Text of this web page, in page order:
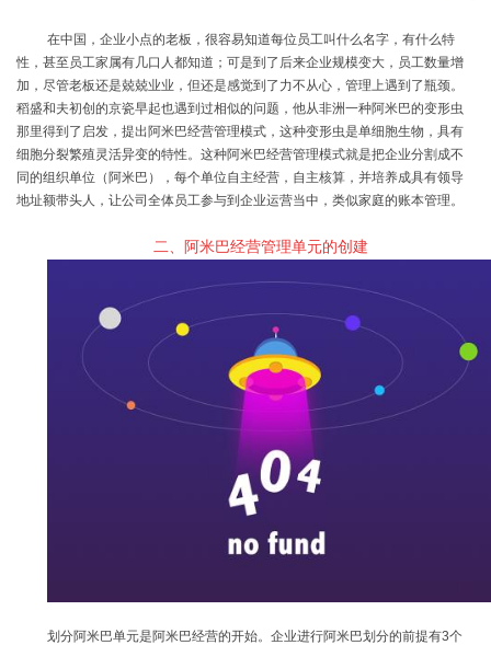
在中国，企业小点的老板，很容易知道每位员工叫什么名字，有什么特
性，甚至员工家属有几口人都知道；可是到了后来企业规模变大，员工数量增
加，尽管老板还是兢兢业业，但还是感觉到了力不从心，管理上遇到了瓶颈。
稻盛和夫初创的京瓷早起也遇到过相似的问题，他从非洲一种阿米巴的变形虫
那里得到了启发，提出阿米巴经营管理模式，这种变形虫是单细胞生物，具有
细胞分裂繁殖灵活异变的特性。这种阿米巴经营管理模式就是把企业分割成不
同的组织单位（阿米巴），每个单位自主经营，自主核算，并培养成具有领导
地址额带头人，让公司全体员工参与到企业运营当中，类似家庭的账本管理。
二、阿米巴经营管理单元的创建
划分阿米巴单元是阿米巴经营的开始。企业进行阿米巴划分的前提有3个